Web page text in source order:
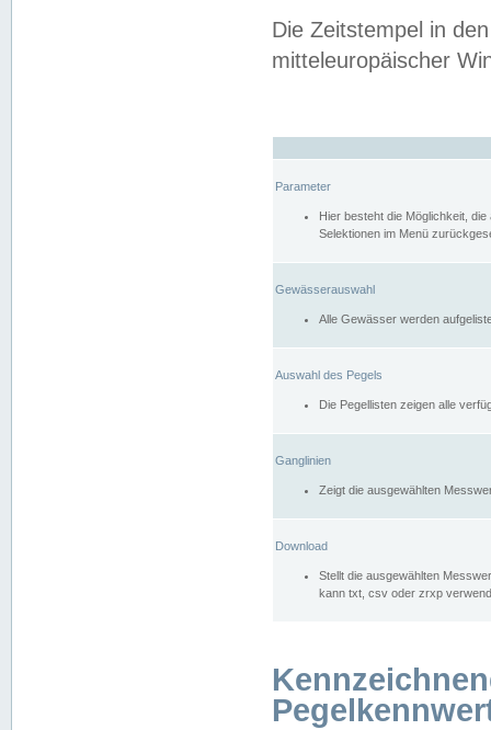
Die Zeitstempel in
mitteleuropäischer
Parameter
Hier besteht die Möglichkeit,
Selektionen im Menü
Gewässerauswahl
Alle Gewässer werden
Auswahl des Pegels
Die Pegellisten zeigen alle
Ganglinien
Zeigt die ausgewählten
Download
Stellt die ausgewählten
kann txt, csv oder zrxp